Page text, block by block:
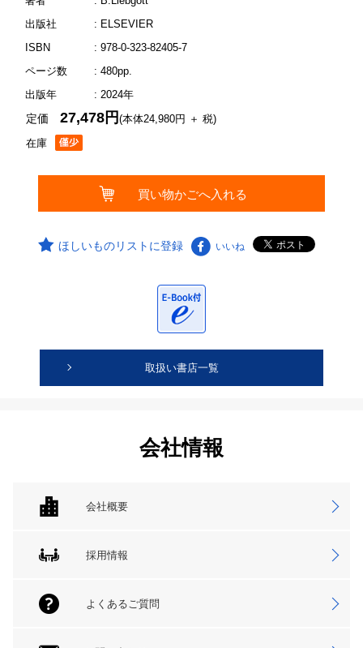
出版社
: ELSEVIER
ISBN
: 978-0-323-82405-7
ページ数
: 480pp.
出版年
: 2024年
在庫
定価27,478円(本体24,980円 ＋ 税)
ほしいものリストに登録 いいね
取扱い書店一覧
会社情報
会社概要
採用情報
よくあるご質問